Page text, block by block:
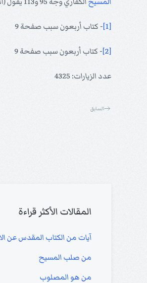
[1] - كتاب أربعون سبب صفحة 9
[2] - كتاب أربعون سبب صفحة 9
عدد الزيارات: 4325
السابق
المقالات الأكثر قراءة
آيات من الكتاب المقدس عن
من صلب المسيح
من هو المصلوب